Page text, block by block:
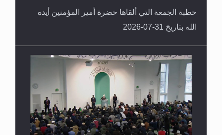
خطبة الجمعة التي ألقاها حضرة أمير المؤمنين أيده
الله بتاريخ 31-07-2026